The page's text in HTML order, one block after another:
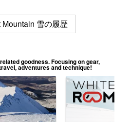
雪の履歴